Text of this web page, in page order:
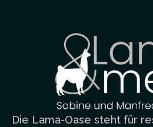
Die Lama-Oase steht für